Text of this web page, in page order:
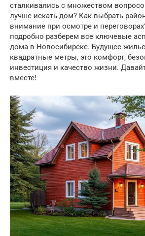
сталкивались с множеством
лучше искать дом? Как выбрать
внимание при осмотре и
подробно разберем все ключевые
дома в Новосибирске. Будущее
квадратные метры, это комфорт,
инвестиция и качество жизни.
вместе!